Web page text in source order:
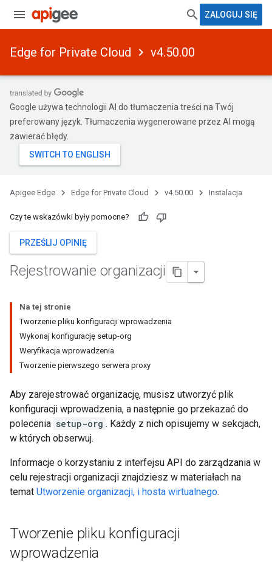
ZALOGUJ SIĘ
Edge for Private Cloud v4.50.00
Google używa technologii AI do tłumaczenia treści na Twój
preferowany język. Tłumaczenia wygenerowane przez AI mogą
zawierać błędy.
Apigee Edge Edge for Private Cloud v4.50.00 Instalacja
Czy te wskazówki były pomocne?
PRZEŚLIJ OPINIĘ
Rejestrowanie organizacji
Na tej stronie
Tworzenie pliku konfiguracji wprowadzenia
Wykonaj konfigurację setup-org
Weryfikacja wprowadzenia
Tworzenie pierwszego serwera proxy
Aby zarejestrować organizację, musisz utworzyć plik
konfiguracji wprowadzenia, a następnie go przekazać do
polecenia setup-org . Każdy z nich opisujemy w sekcjach,
w których obserwuj.
Informacje o korzystaniu z interfejsu API do zarządzania w
celu rejestracji organizacji znajdziesz w materiałach na
temat Utworzenie organizacji, i hosta wirtualnego.
Tworzenie pliku konfiguracji
wprowadzenia